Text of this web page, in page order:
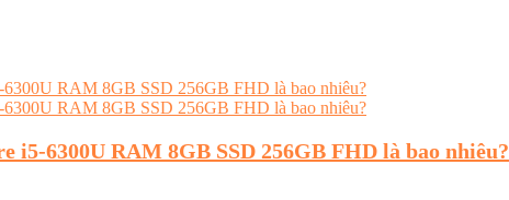
i5-6300U RAM 8GB SSD 256GB FHD là bao nhiêu?